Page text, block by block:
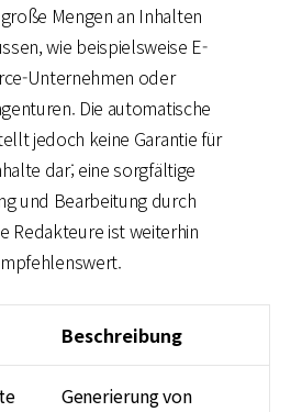
Mengen an Inhalten
wie beispielsweise E-
Unternehmen oder
Die automatische
jedoch keine Garantie für
dar; eine sorgfältige
und Bearbeitung durch
Redakteure ist weiterhin
Beschreibung
Generierung von